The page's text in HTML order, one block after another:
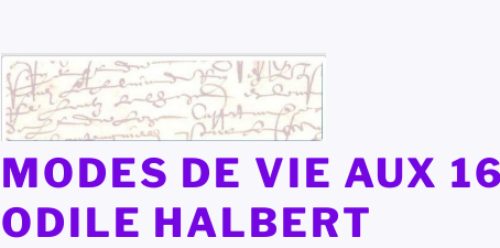
MODES DE VIE AUX
ODILE HALBERT